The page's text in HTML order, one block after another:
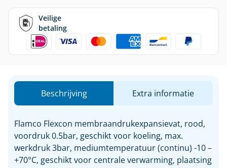
Veilige
betaling
Beschrijving Extra informatie
Flamco Flexcon membraandrukexpansievat, rood,
voordruk 0.5bar, geschikt voor koeling, max.
werkdruk 3bar, mediumtemperatuur (continu) -10 –
+70°C, geschikt voor centrale verwarming, plaatsing